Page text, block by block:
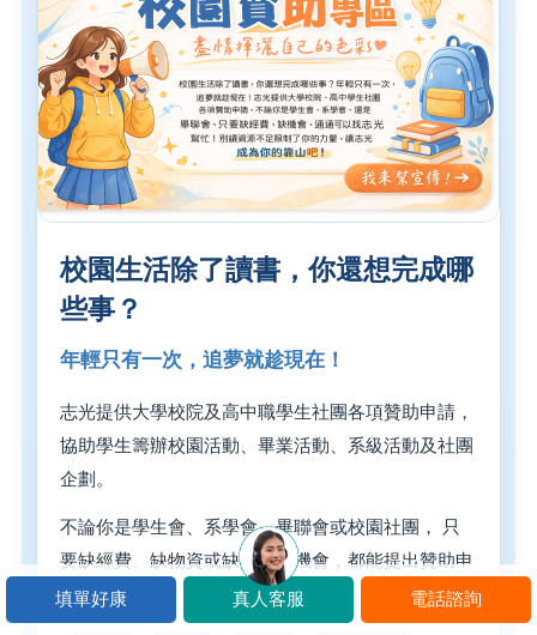
校園生活除了讀書，你還想完成哪
些事？
年輕只有一次，追夢就趁現在！
志光提供大學校院及高中職學生社團各項贊助申請，
協助學生籌辦校園活動、畢業活動、系級活動及社團
企劃。
不論你是學生會、系學會、畢聯會或校園社團， 只
要缺經費、缺物資或缺少合作機會，都能提出贊助申
請。
填單好康 真人客服 電話諮詢